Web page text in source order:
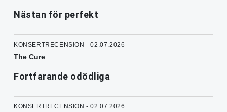
Nästan för perfekt
KONSERTRECENSION - 02.07.2026
The Cure
Fortfarande odödliga
KONSERTRECENSION - 02.07.2026